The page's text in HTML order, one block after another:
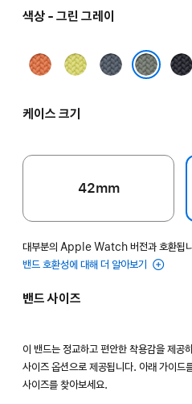
색상 - 그린 그레이
터머릭
네온
앵커
미드
케이스 크기
42mm
대부분의 Apple Watch 버전과 호환됩
밴드 호환성에 대해 더 알아보기
밴드 사이즈
이 밴드는 정교하고 편안한 착용감을 제공
사이즈 옵션으로 제공됩니다. 아래 가이드
사이즈를 찾아보세요.